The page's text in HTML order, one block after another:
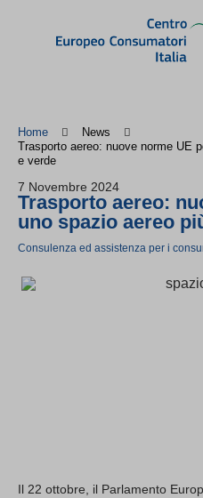
Home
News
Trasporto aereo: nuove norme UE
e verde
7 Novembre 2024
Trasporto aereo:
uno spazio aereo
Consulenza ed assistenza per i
Il 22 ottobre, il Parlamento